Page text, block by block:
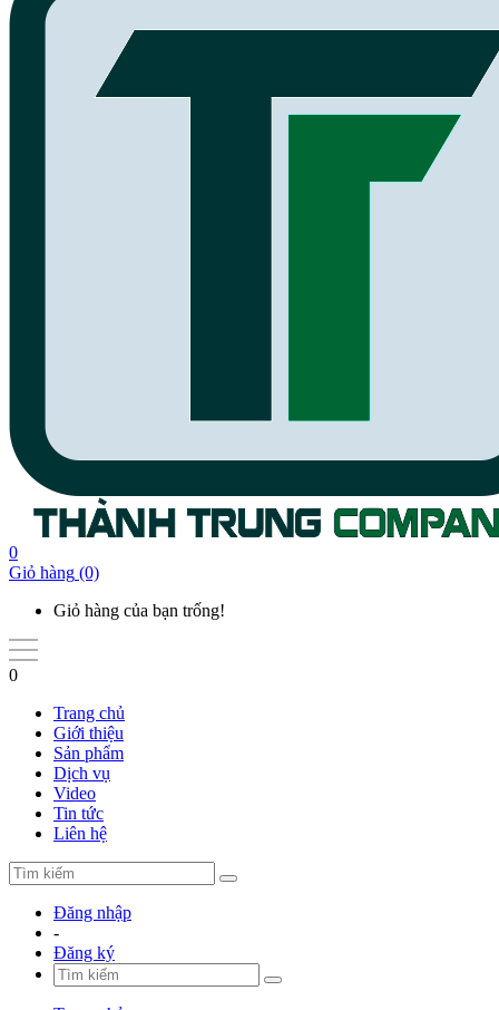
0
Giỏ hàng (0)
Giỏ hàng của bạn trống!
0
Trang chủ
Giới thiệu
Sản phẩm
Dịch vụ
Video
Tin tức
Liên hệ
Đăng nhập
-
Đăng ký